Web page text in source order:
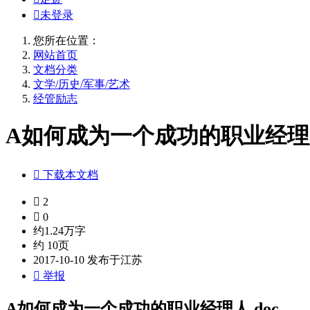
未登录
您所在位置：
网站首页
文档分类
文学/历史/军事/艺术
经管励志
A如何成为一个成功的职业经
 下载本文档
 2
 0
约1.24万字
约 10页
2017-10-10 发布于江苏
 举报